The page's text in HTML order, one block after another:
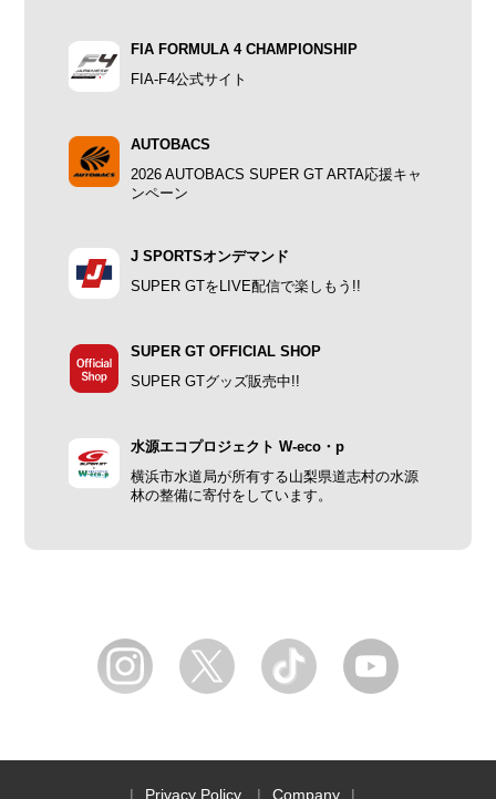
FIA FORMULA 4 CHAMPIONSHIP
FIA-F4公式サイト
AUTOBACS
2026 AUTOBACS SUPER GT ARTA応援キャ
ンペーン
J SPORTSオンデマンド
SUPER GTをLIVE配信で楽しもう!!
SUPER GT OFFICIAL SHOP
SUPER GTグッズ販売中!!
水源エコプロジェクト W-eco・p
横浜市水道局が所有する山梨県道志村の水源
林の整備に寄付をしています。
Privacy Policy Company